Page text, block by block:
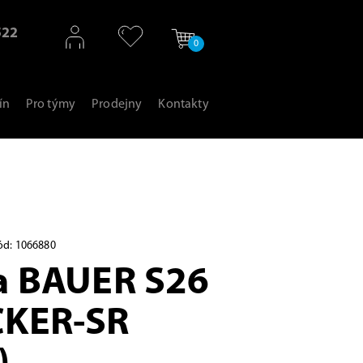
0
Pro týmy Prodejny Kontakty
1066880
S26
SR